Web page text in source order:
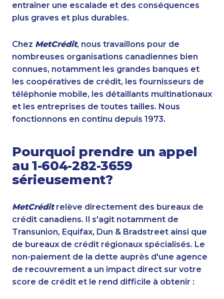
entraîner une escalade et des conséquences
plus graves et plus durables.
Chez MetCrédit, nous travaillons pour de
nombreuses organisations canadiennes bien
connues, notamment les grandes banques et
les coopératives de crédit, les fournisseurs de
téléphonie mobile, les détaillants multinationaux
et les entreprises de toutes tailles. Nous
fonctionnons en continu depuis 1973.
Pourquoi prendre un appel
au 1-604-282-3659
sérieusement?
MetCréditrelève directement des bureaux de
crédit canadiens. Il s'agit notamment de
Transunion, Equifax, Dun & Bradstreet ainsi que
de bureaux de crédit régionaux spécialisés. Le
non-paiement de la dette auprès d'une agence
de recouvrement a un impact direct sur votre
score de crédit et le rend difficile à obtenir :